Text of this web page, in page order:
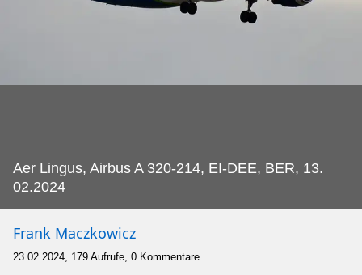
Aer Lingus, Airbus A 320-214, EI-DEE, BER, 13.
02.2024
Frank Maczkowicz
23.02.2024, 179 Aufrufe, 0 Kommentare